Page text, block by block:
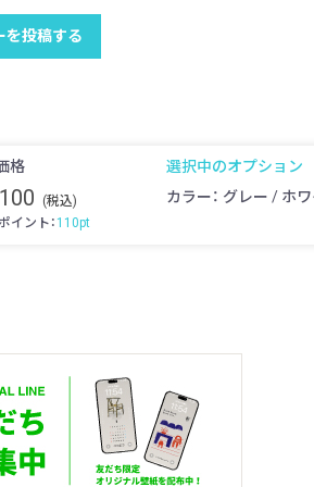
を投稿する
格
(税込)
イント： 110pt
選択中のオプション
カラー： グレー / ホ